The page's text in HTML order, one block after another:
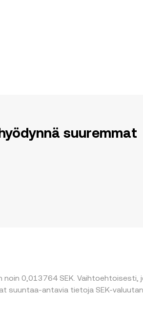
suuremmat
0,013764 SEK. Vaihtoehtoisesti,
suuntaa-antavia tietoja SEK-